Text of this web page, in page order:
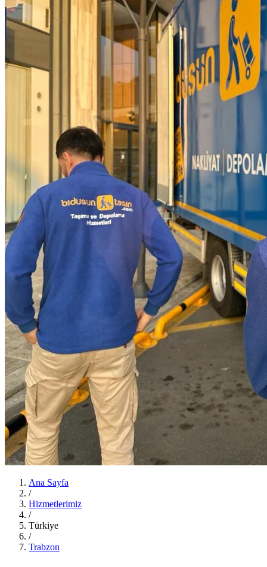
Ana Sayfa
/
Hizmetlerimiz
/
Türkiye
/
Trabzon